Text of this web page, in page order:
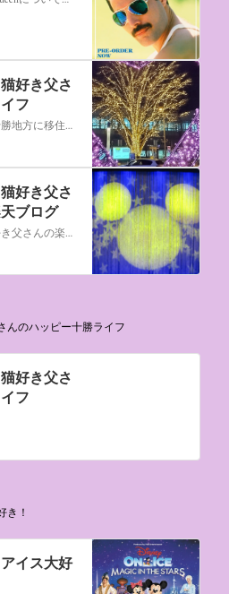
好き父さ
フ
猫好き父さんが北海道の十勝地方に移住しました。なれない北海道の暮らしについてお伝えします。
好き父さ
ブログ
「ディズニー大好き！猫好き父さんの楽天ブログ」にようこそ！ いろんなブログサービスが廃止になるなか満を持して楽天ブログをはじめようと思います。 よろしくお願いいたします。
んのハッピー十勝ライフ
好き父さ
フ
き！
イス大好